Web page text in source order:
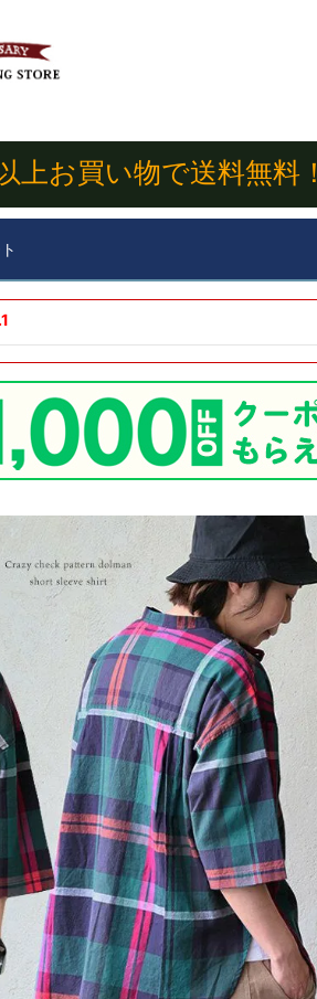
上お買い物で送料無料！